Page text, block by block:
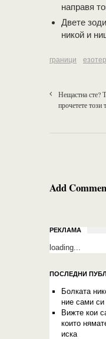
направя
Двете
никой и
граници
Нещастна сте?
прочетете този
Add
РЕКЛАМА
loading...
ПОСЛЕДНИ
Болката
ние сами
Вижте кои
които
иска